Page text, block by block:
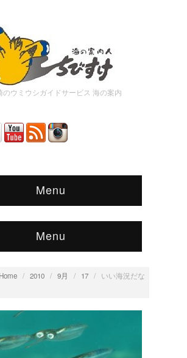
のウミウシガイドサービス 海の案内
Menu
Menu
Home / 2010 / 9月 / 17 /
いい海況だな